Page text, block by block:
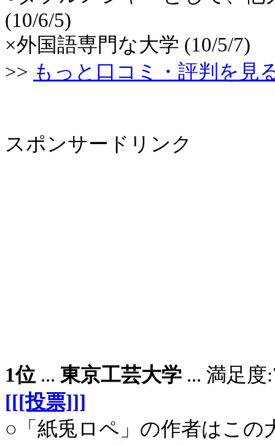
(10/6/5)
×外国語専門な大学 (10/5/7)
>> もっと口コミ・評判を見
スポンサードリンク
1位 ... 東京工芸大学 ... 満足
[[[投票]]]
○「紙兎ロペ」の作者はこの